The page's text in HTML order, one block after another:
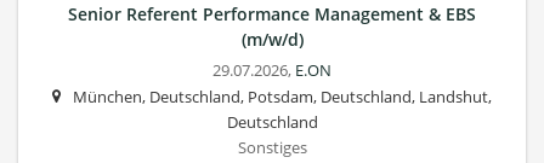
Senior Referent Performance Management & EBS
(m/w/d)
29.07.2026, E.ON
München, Deutschland, Potsdam, Deutschland, Landshut,
Deutschland
Sonstiges